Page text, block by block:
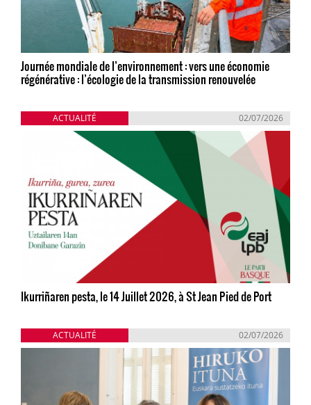
Journée mondiale de l’environnement : vers une économie
régénérative : l’écologie de la transmission renouvelée
ACTUALITÉ 02/07/2026
Ikurriñaren pesta, le 14 Juillet 2026, à St Jean Pied de Port
ACTUALITÉ 02/07/2026